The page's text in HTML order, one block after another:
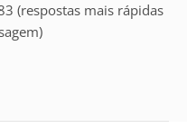
(respostas mais rápidas